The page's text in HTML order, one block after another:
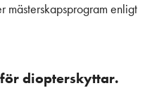
mästerskapsprogram enligt
diopterskyttar.